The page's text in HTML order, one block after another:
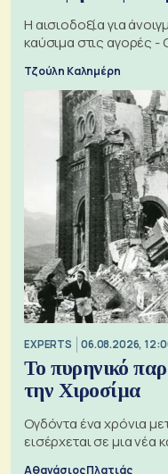
Η αισιοδοξία για
καύσιμα στις αγορές -
Τζούλη Καλημέρη
EXPERTS 06.08.2026,
Το πυρηνικό
την Χιροσίμα
Ογδόντα ένα χρόνια
εισέρχεται σε μια νέα
Αθανάσιος Πλατιάς